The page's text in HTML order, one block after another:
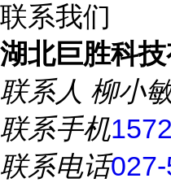
联系我们
湖北巨胜科技
联系人 柳小
联系手机
联系电话